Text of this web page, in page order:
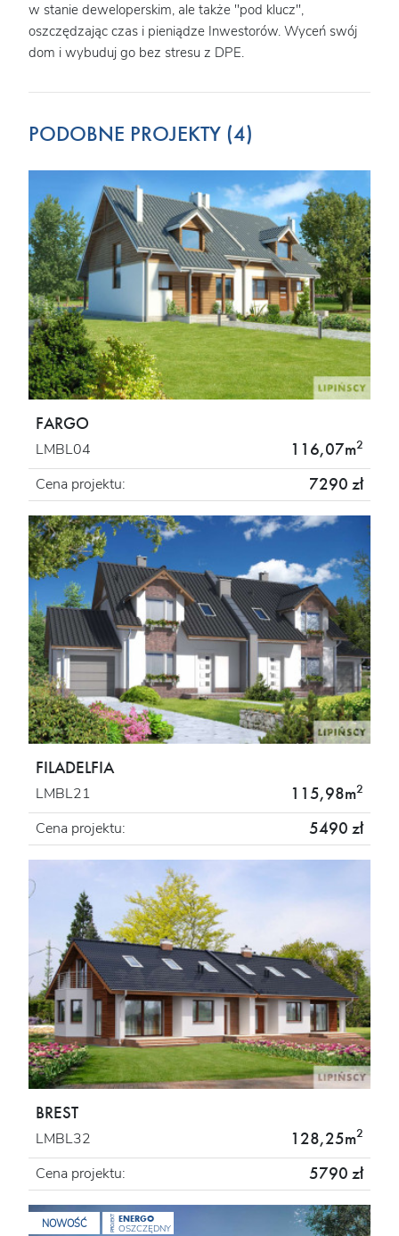
w stanie deweloperskim, ale także "pod klucz",
oszczędzając czas i pieniądze Inwestorów. Wyceń swój
dom i wybuduj go bez stresu z DPE.
PODOBNE PROJEKTY (4)
FARGO
LMBL04 116,07m2
Cena projektu: 7290 zł
FILADELFIA
LMBL21 115,98m2
Cena projektu: 5490 zł
BREST
LMBL32 128,25m2
Cena projektu: 5790 zł
NOWOŚĆ PROJEKT ENERGO
OSZCZĘDNY